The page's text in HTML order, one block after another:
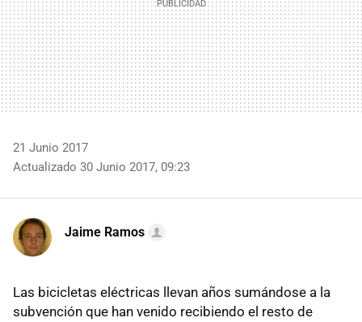
21 Junio 2017
Actualizado 30 Junio 2017, 09:23
Jaime Ramos
Las bicicletas eléctricas llevan años sumándose a la
subvención que han venido recibiendo el resto de